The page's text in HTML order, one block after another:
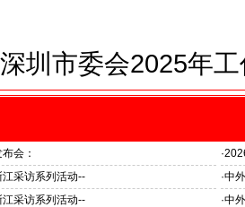
圳市委会2025年
会：
门安全
·
国
采访系列活动--
成就
·中
采访系列活动--
·中